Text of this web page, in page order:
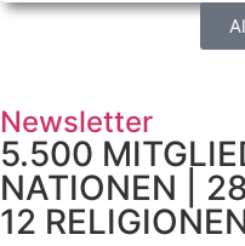
Newsletter
5.500
NATIONEN |
12